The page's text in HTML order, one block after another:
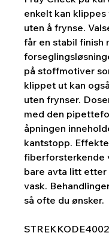
enkelt kan klippes
uten å frynse.
får en stabil finish
på stoffmotiver
klippet ut kan
uten frynser.
med den
åpningen
kantstopp.
fiberforsterkende
bare avta litt
vask.
så ofte du ønsker.
STREKKODE